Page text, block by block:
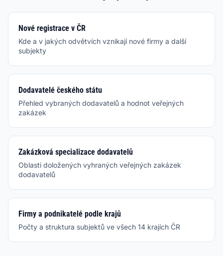
Nové registrace v ČR
Kde a v jakých odvětvích vznikají nové firmy a další
subjekty
Dodavatelé českého státu
Přehled vybraných dodavatelů a hodnot veřejných
zakázek
Zakázková specializace dodavatelů
Oblasti doložených vyhraných veřejných zakázek
dodavatelů
Firmy a podnikatelé podle krajů
Počty a struktura subjektů ve všech 14 krajích ČR